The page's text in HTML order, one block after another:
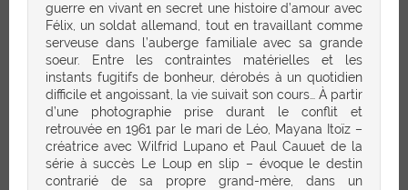
guerre en vivant en secret une histoire d’amour avec
Félix, un soldat allemand, tout en travaillant comme
serveuse dans l’auberge familiale avec sa grande
soeur. Entre les contraintes matérielles et les
instants fugitifs de bonheur, dérobés à un quotidien
difficile et angoissant, la vie suivait son cours… À partir
d’une photographie prise durant le conflit et
retrouvée en 1961 par le mari de Léo, Mayana Itoïz –
créatrice avec Wilfrid Lupano et Paul Cauuet de la
série à succès Le Loup en slip – évoque le destin
contrarié de sa propre grand-mère, dans un